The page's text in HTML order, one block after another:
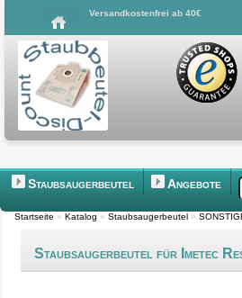
Versandkostenfrei ab 40€
Staubsaugerbeutel Angebote
Startseite » Katalog » Staubsaugerbeutel »
Staubsaugerbeutel für Imetec